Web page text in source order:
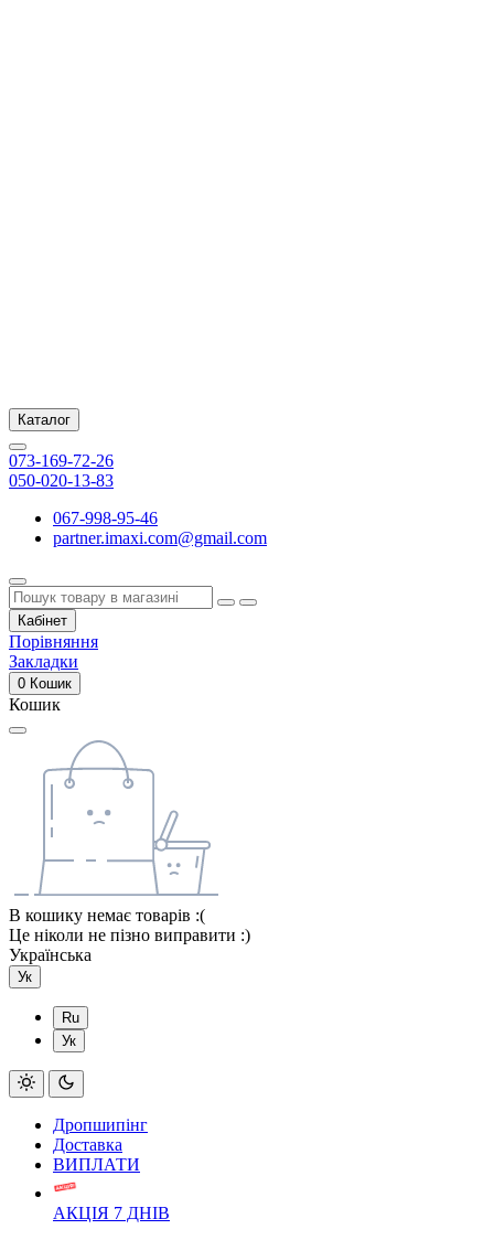
Каталог
073-169-72-26
050-020-13-83
067-998-95-46
partner.imaxi.com@gmail.com
Кабінет
Порівняння
Закладки
0 Кошик
Кошик
В кошику немає товарів :(
Це ніколи не пізно виправити :)
Українська
Ук
Ru
Ук
Дропшипінг
Доставка
ВИПЛАТИ
АКЦІЯ 7 ДНІВ